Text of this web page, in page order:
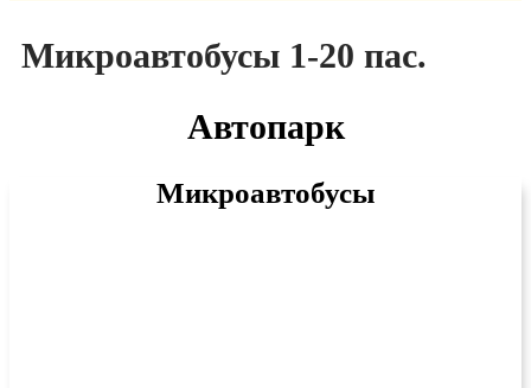
Микроавтобусы 1-20 пас.
Автопарк
Микроавтобусы